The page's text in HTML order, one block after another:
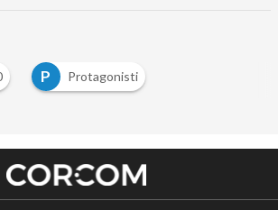
P Protagonisti